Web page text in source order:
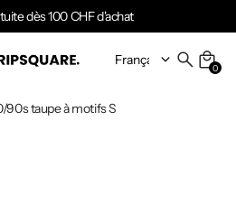
dès 100 CHF d'achat
0
90s taupe à motifs S